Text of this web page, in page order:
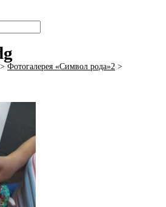
> Фотогалерея «Символ рода»2 >